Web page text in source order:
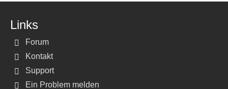
Links
Forum
Kontakt
Support
Ein Problem melden